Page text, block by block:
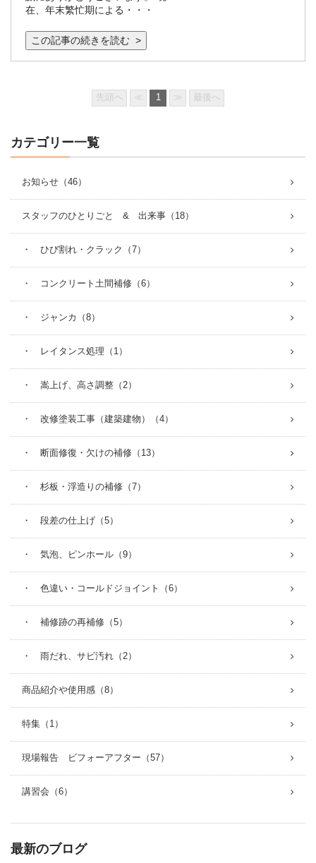
在、年末繁忙期による・・・
この記事の続きを読む >
先頭へ ≪ 1 ≫ 最後へ
カテゴリー一覧
お知らせ（46）
スタッフのひとりごと & 出来事（18）
・ ひび割れ・クラック（7）
・ コンクリート土間補修（6）
・ ジャンカ（8）
・ レイタンス処理（1）
・ 嵩上げ、高さ調整（2）
・ 改修塗装工事（建築建物）（4）
・ 断面修復・欠けの補修（13）
・ 杉板・浮造りの補修（7）
・ 段差の仕上げ（5）
・ 気泡、ピンホール（9）
・ 色違い・コールドジョイント（6）
・ 補修跡の再補修（5）
・ 雨だれ、サビ汚れ（2）
商品紹介や使用感（8）
特集（1）
現場報告 ビフォーアフター（57）
講習会（6）
最新のブログ